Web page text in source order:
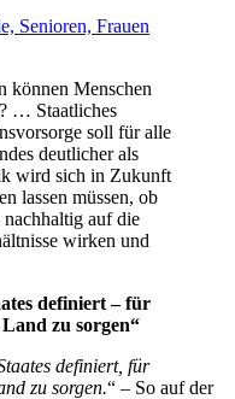
Senioren, Frauen
können Menschen
… Staatliches
soll für alle
deutlicher als
wird sich in Zukunft
lassen müssen, ob
nachhaltig auf die
wirken und
definiert – für
zu sorgen“
definiert, für
zu sorgen.“ – So auf der